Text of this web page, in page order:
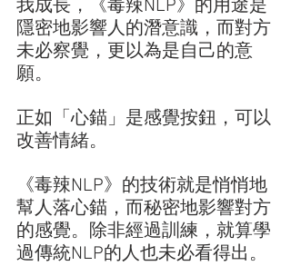
我成長，《毒辣NLP》的用途是
隱密地影響人的潛意識，而對方
未必察覺，更以為是自己的意
願。
正如「心錨」是感覺按鈕，可以
改善情緒。
《毒辣NLP》的技術就是悄悄地
幫人落心錨，而秘密地影響對方
的感覺。除非經過訓練，就算學
過傳統NLP的人也未必看得出。